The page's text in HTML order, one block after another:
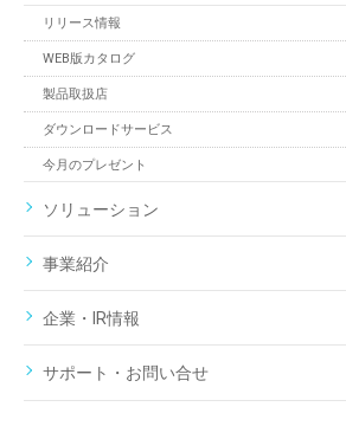
リリース情報
WEB版カタログ
製品取扱店
ダウンロードサービス
今月のプレゼント
ソリューション
事業紹介
企業・IR情報
サポート・お問い合せ